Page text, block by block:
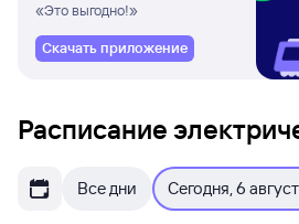
«Это выгодно!»
Скачать приложение
Расписание
Все дни Сегодня, 6